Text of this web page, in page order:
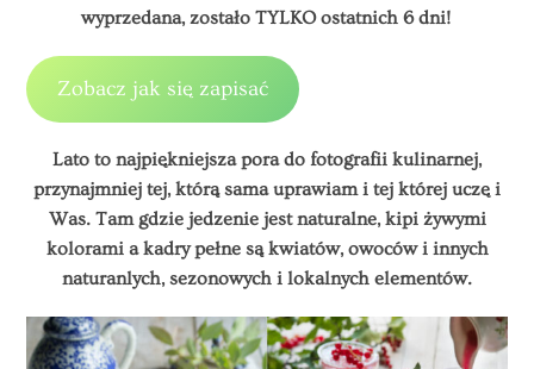
wyprzedana, zostało TYLKO ostatnich 6 dni!
Zobacz jak się zapisać
Lato to najpiękniejsza pora do fotografii kulinarnej,
przynajmniej tej, którą sama uprawiam i tej której uczę i
Was. Tam gdzie jedzenie jest naturalne, kipi żywymi
kolorami a kadry pełne są kwiatów, owoców i innych
naturanlych, sezonowych i lokalnych elementów.